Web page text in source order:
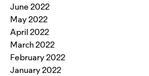
June 2022
May 2022
April 2022
March 2022
February 2022
January 2022